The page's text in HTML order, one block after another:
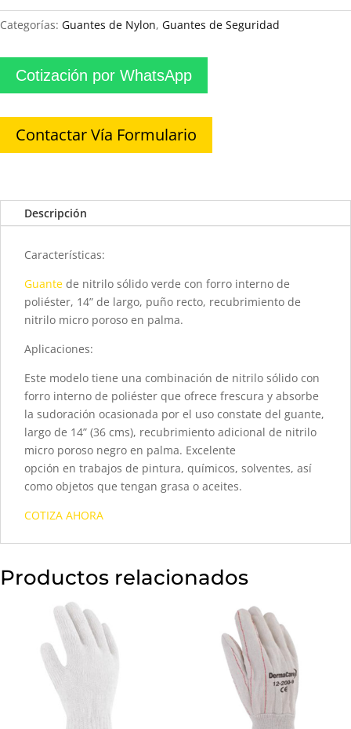
Categorías: Guantes de Nylon, Guantes de Seguridad
Cotización por WhatsApp
Contactar Vía Formulario
Descripción
Características:
Guante de nitrilo sólido verde con forro interno de
poliéster, 14” de largo, puño recto, recubrimiento de
nitrilo micro poroso en palma.
Aplicaciones:
Este modelo tiene una combinación de nitrilo sólido con
forro interno de poliéster que ofrece frescura y absorbe
la sudoración ocasionada por el uso constate del guante,
largo de 14” (36 cms), recubrimiento adicional de nitrilo
micro poroso negro en palma. Excelente
opción en trabajos de pintura, químicos, solventes, así
como objetos que tengan grasa o aceites.
COTIZA AHORA
Productos relacionados